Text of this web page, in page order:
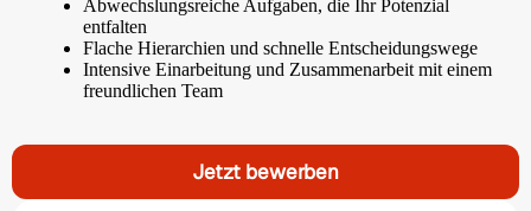
Abwechslungsreiche Aufgaben, die Ihr Potenzial
entfalten
Flache Hierarchien und schnelle Entscheidungswege
Intensive Einarbeitung und Zusammenarbeit mit einem
freundlichen Team
Jetzt bewerben